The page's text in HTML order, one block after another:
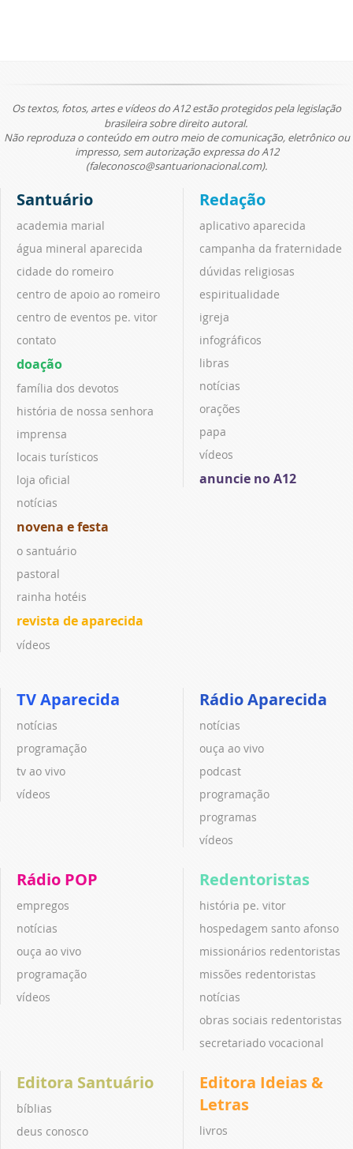
Os textos, fotos, artes e vídeos do A12 estão protegidos pela legislação
brasileira sobre direito autoral.
Não reproduza o conteúdo em outro meio de comunicação, eletrônico ou
impresso, sem autorização expressa do A12
(faleconosco@santuarionacional.com).
Santuário
academia marial
água mineral aparecida
cidade do romeiro
centro de apoio ao romeiro
centro de eventos pe. vitor
contato
doação
família dos devotos
história de nossa senhora
imprensa
locais turísticos
loja oficial
notícias
novena e festa
o santuário
pastoral
rainha hotéis
revista de aparecida
vídeos
Redação
aplicativo aparecida
campanha da fraternidade
dúvidas religiosas
espiritualidade
igreja
infográficos
libras
notícias
orações
papa
vídeos
anuncie no A12
TV Aparecida
notícias
programação
tv ao vivo
vídeos
Rádio Aparecida
notícias
ouça ao vivo
podcast
programação
programas
vídeos
Rádio POP
empregos
notícias
ouça ao vivo
programação
vídeos
Redentoristas
história pe. vitor
hospedagem santo afonso
missionários redentoristas
missões redentoristas
notícias
obras sociais redentoristas
secretariado vocacional
Editora Santuário
bíblias
deus conosco
Editora Ideias &
Letras
livros